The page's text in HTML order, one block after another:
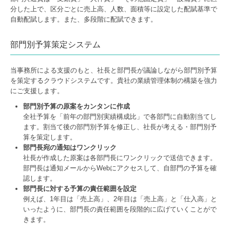
分した上で、区分ごとに売上高、人数、面積等に設定した配賦基準で
自動配賦します。また、多段階に配賦できます。
部門別予算策定システム
当事務所による支援のもと、社長と部門長が議論しながら部門別予算
を策定するクラウドシステムです。貴社の業績管理体制の構築を強力
にご支援します。
部門別予算の原案をカンタンに作成
全社予算を「前年の部門別実績構成比」で各部門に自動割当てし
ます。割当て後の部門別予算を修正し、社長が考える・部門別予
算を策定します。
部門長宛の通知はワンクリック
社長が作成した原案は各部門長にワンクリックで送信できます。
部門長は通知メールからWebにアクセスして、自部門の予算を確
認します。
部門長に対する予算の責任範囲を設定
例えば、1年目は「売上高」、2年目は「売上高」と「仕入高」と
いったように、部門長の責任範囲を段階的に広げていくことがで
きます。